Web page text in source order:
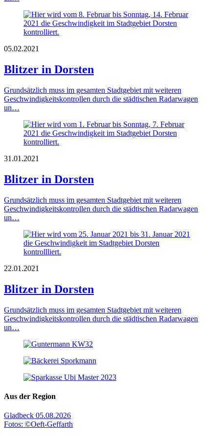
05.02.2021
Blitzer in Dorsten
Grundsätzlich muss im gesamten Stadtgebiet mit weiteren
Geschwindigkeitskontrollen durch die städtischen Radarwagen
un…
31.01.2021
Blitzer in Dorsten
Grundsätzlich muss im gesamten Stadtgebiet mit weiteren
Geschwindigkeitskontrollen durch die städtischen Radarwagen
un…
22.01.2021
Blitzer in Dorsten
Grundsätzlich muss im gesamten Stadtgebiet mit weiteren
Geschwindigkeitskontrollen durch die städtischen Radarwagen
un…
Aus der Region
Gladbeck 05.08.2026
Fotos: ©Oeft-Geffarth